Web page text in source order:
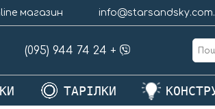
магазин
(095) 944 74 24 +
ТАРІЛКИ